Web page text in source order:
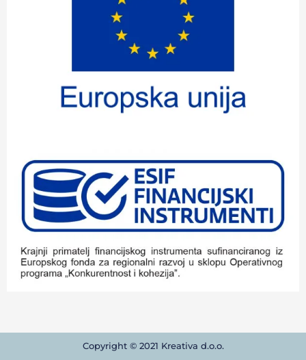
Copyright © 2021 Kreativa d.o.o.